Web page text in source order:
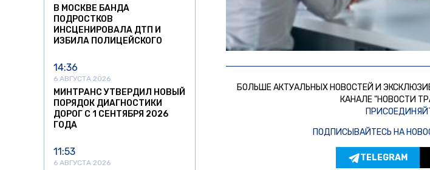
В МОСКВЕ БАНДА
ПОДРОСТКОВ
ИНСЦЕНИРОВАЛА ДТП И
ИЗБИЛА ПОЛИЦЕЙСКОГО
14:36
6 АВГУСТА 2026
МИНТРАНС УТВЕРДИЛ НОВЫЙ
ПОРЯДОК ДИАГНОСТИКИ
ДОРОГ С 1 СЕНТЯБРЯ 2026
ГОДА
11:53
6 АВГУСТА 2026
БОЛЬШЕ АКТУАЛЬНЫХ НОВОСТЕЙ И
КАНАЛЕ "НОВОСТИ
ПОДПИСЫВАЙТЕСЬ НА
TELEGRAM